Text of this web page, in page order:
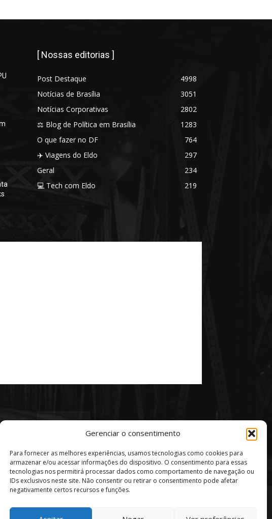
Gerenciar o consentimento
Para fornecer as melhores experiências, usamos tecnologias como cookies para
armazenar e/ou acessar informações do dispositivo. O consentimento para essas
tecnologias nos permitirá processar dados como comportamento de navegação ou
IDs exclusivos neste site. Não consentir ou retirar o consentimento pode afetar
negativamente certos recursos e funções.
[ Nossas editorias ]
Post Destaque
4998
Notícias de Brasília
3051
Notícias Corporativas
2802
⚖️ Blog de Política em Brasília
1283
O que fazer no DF
764
✈️ Viagens do Eldo
297
Geral
234
💻 Tech com Eldo
219
a